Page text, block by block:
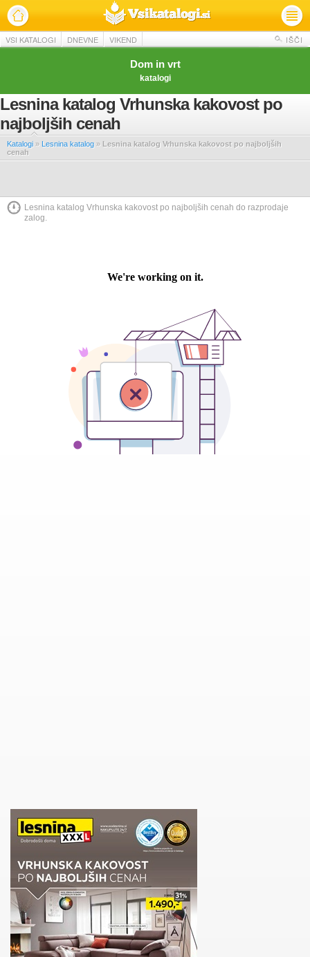
VSI KATALOGI DNEVNE VIKEND IŠČI
Dom in vrt
katalogi
Lesnina katalog Vrhunska kakovost po
najboljših cenah
Katalogi » Lesnina katalog » Lesnina katalog Vrhunska kakovost po najboljših
cenah
Lesnina katalog Vrhunska kakovost po najboljših cenah do razprodaje
zalog.